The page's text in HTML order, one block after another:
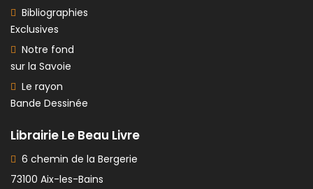
Bibliographies
Exclusives
Notre fond
sur la Savoie
Le rayon
Bande Dessinée
Librairie Le Beau Livre
6 chemin de la Bergerie
73100 Aix-les-Bains